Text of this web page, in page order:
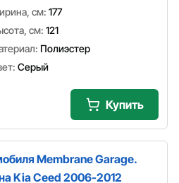
см: 177
см: 121
Полиэстер
Серый
Купить
Membrane Garage.
Kia Ceed 2006-2012